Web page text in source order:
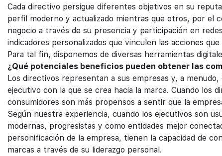
Cada directivo persigue diferentes objetivos en su
perfil moderno y actualizado mientras que otros, por el
negocio a través de su presencia y participación en
indicadores personalizados que vinculen las acciones
Para tal fin, disponemos de diversas herramientas
¿Qué potenciales beneficios pueden obtener las
Los directivos representan a sus empresas y, a
ejecutivo con la que se crea hacia la marca. Cuando
consumidores son más propensos a sentir que la
Según nuestra experiencia, cuando los ejecutivos son
modernas, progresistas y como entidades mejor
personificación de la empresa, tienen la capacidad de
marcas a través de su liderazgo personal.